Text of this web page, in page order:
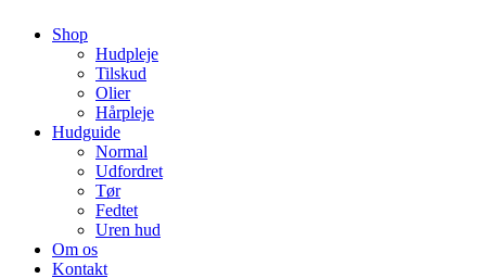
Shop
Hudpleje
Tilskud
Olier
Hårpleje
Hudguide
Normal
Udfordret
Tør
Fedtet
Uren hud
Om os
Kontakt